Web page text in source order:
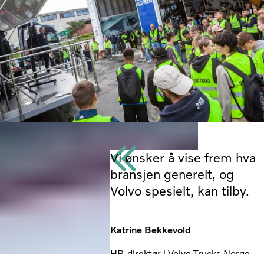
Vi ønsker å vise frem hva
bransjen generelt, og
Volvo spesielt, kan tilby.
Katrine Bekkevold